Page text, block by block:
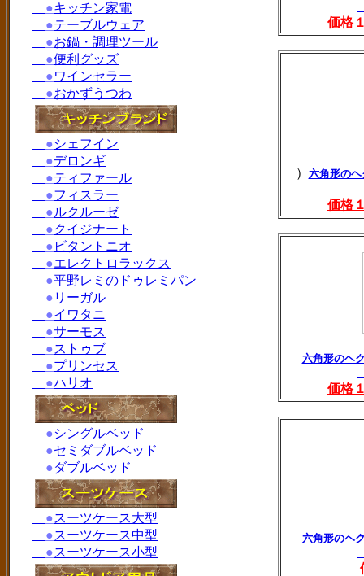
価格
） 六角形の
価格
六角形のヘ
価格
六角形のヘ
●キッチン家電
●テーブルウェア
●お鍋・調理ツール
●便利グッズ
●ワインセラー
●おかずうつわ
●シェフイン
●デロンギ
●ティファール
●フィスラー
●ルクルーゼ
●クイジナート
● ビタントニオ
●エレクトロラックス
●平野レミのドゥレミパン
● リーガル
●イワタニ
●サーモス
●ストゥブ
●プリンセス
●ハリオ
●シングルベッド
●セミダブルベッド
●ダブルベッド
●スーツケース大型
●スーツケース中型
●スーツケース小型